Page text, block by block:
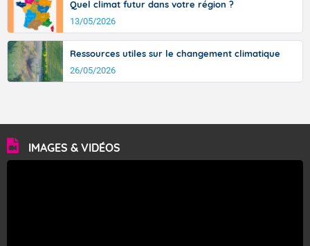
Quel climat futur dans votre région ?
13/05/2026
Ressources utiles sur le changement climatique
26/05/2026
IMAGES & VIDÉOS